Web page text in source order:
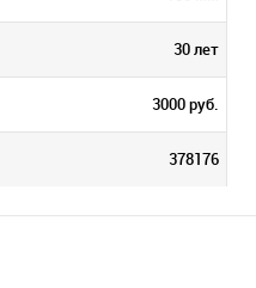
30 лет
3000 руб.
378176